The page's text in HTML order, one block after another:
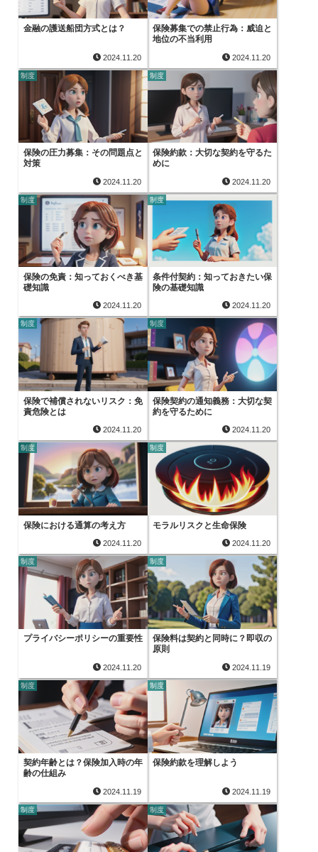
金融の護送船団方式とは？
2024.11.20
保険募集での禁止行為：威迫と
地位の不当利用
2024.11.20
制度
保険の圧力募集：その問題点と
対策
2024.11.20
制度
保険約款：大切な契約を守るた
めに
2024.11.20
制度
保険の免責：知っておくべき基
礎知識
2024.11.20
制度
条件付契約：知っておきたい保
険の基礎知識
2024.11.20
制度
保険で補償されないリスク：免
責危険とは
2024.11.20
制度
保険契約の通知義務：大切な契
約を守るために
2024.11.20
制度
保険における通算の考え方
2024.11.20
制度
モラルリスクと生命保険
2024.11.20
制度
プライバシーポリシーの重要性
2024.11.20
制度
保険料は契約と同時に？即収の
原則
2024.11.19
制度
契約年齢とは？保険加入時の年
齢の仕組み
2024.11.19
制度
保険約款を理解しよう
2024.11.19
制度 制度